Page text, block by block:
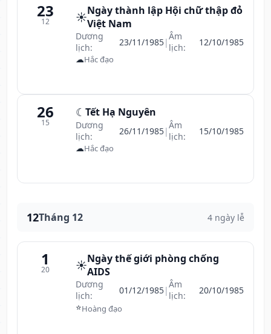
23
12 ☀️Ngày thành lập Hội chữ thập đỏ
Việt Nam
Dương
lịch:
23/11/1985|Âm
lịch:
12/10/1985
☁Hắc đạo
26
15
☾ Tết Hạ Nguyên
Dương
lịch:
26/11/1985|Âm
lịch:
15/10/1985
☁Hắc đạo
12Tháng 12 4 ngày lễ
1
20 ☀️Ngày thế giới phòng chống
AIDS
Dương
lịch:
01/12/1985|Âm
lịch:
20/10/1985
⭐Hoàng đạo